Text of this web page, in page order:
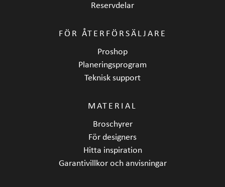
Reservdelar
FÖR ÅTERFÖRSÄLJARE
Proshop
Planeringsprogram
Teknisk support
MATERIAL
Broschyrer
För designers
Hitta inspiration
Garantivillkor och anvisningar